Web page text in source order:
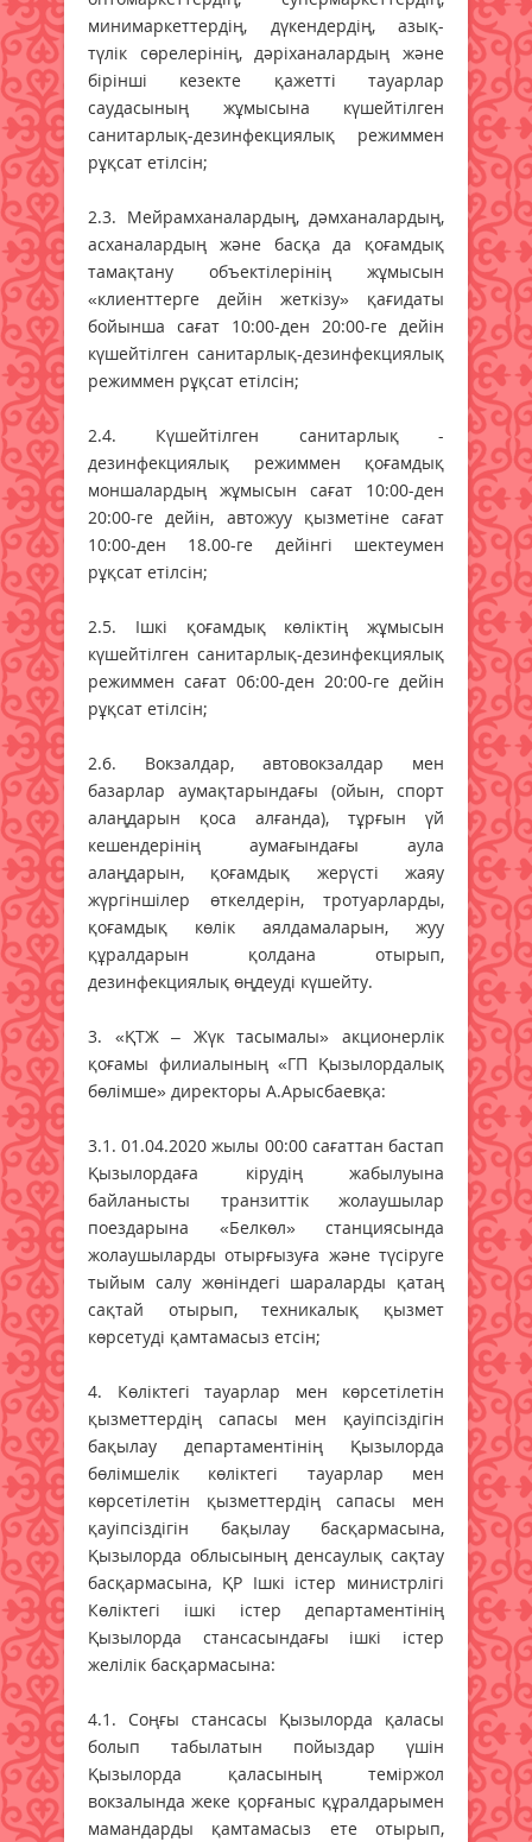
минимаркеттердің, дүкендердің, азық-
түлік сөрелерінің, дәріханалардың және
бірінші кезекте қажетті тауарлар
саудасының жұмысына күшейтілген
санитарлық-дезинфекциялық режиммен
рұқсат етілсін;
2.3. Мейрамханалардың, дәмханалардың,
асханалардың және басқа да қоғамдық
тамақтану объектілерінің жұмысын
«клиенттерге дейін жеткізу» қағидаты
бойынша сағат 10:00-ден 20:00-ге дейін
күшейтілген санитарлық-дезинфекциялық
режиммен рұқсат етілсін;
2.4. Күшейтілген санитарлық -
дезинфекциялық режиммен қоғамдық
моншалардың жұмысын сағат 10:00-ден
20:00-ге дейін, автожуу қызметіне сағат
10:00-ден 18.00-ге дейінгі шектеумен
рұқсат етілсін;
2.5. Ішкі қоғамдық көліктің жұмысын
күшейтілген санитарлық-дезинфекциялық
режиммен сағат 06:00-ден 20:00-ге дейін
рұқсат етілсін;
2.6. Вокзалдар, автовокзалдар мен
базарлар аумақтарындағы (ойын, спорт
алаңдарын қоса алғанда), тұрғын үй
кешендерінің аумағындағы аула
алаңдарын, қоғамдық жерүсті жаяу
жүргіншілер өткелдерін, тротуарларды,
қоғамдық көлік аялдамаларын, жуу
құралдарын қолдана отырып,
дезинфекциялық өңдеуді күшейту.
3. «ҚТЖ – Жүк тасымалы» акционерлік
қоғамы филиа­лы­ның «ГП Қызылордалық
бөлімше» директоры А.Арысбаевқа:
3.1. 01.04.2020 жылы 00:00 сағаттан бастап
Қызылордаға кірудің жабылуына
байланысты транзиттік жолаушылар
поездарына «Белкөл» станциясында
жолаушыларды отырғызуға және түсіруге
тыйым салу жөніндегі шараларды қатаң
сақтай отырып, техникалық қызмет
көрсетуді қамтамасыз етсін;
4. Көліктегі тауарлар мен көрсетілетін
қызметтердің сапасы мен қауіпсіздігін
бақылау департаментінің Қы­зылорда
бөлімшелік көліктегі тауарлар мен
көрсетілетін қыз­меттердің сапасы мен
қауіпсіздігін бақылау басқар­масына,
Қызылорда облысының денсаулық сақтау
басқар­масына, ҚР Ішкі істер министрлігі
Көліктегі ішкі істер департаментінің
Қызылорда стансасындағы ішкі істер
желілік басқармасына:
4.1. Соңғы стансасы Қызылорда қаласы
болып табылатын пойыздар үшін
Қызылорда қаласының теміржол
вокзалында жеке қорғаныс құралдарымен
мамандарды қамтамасыз ете отырып,